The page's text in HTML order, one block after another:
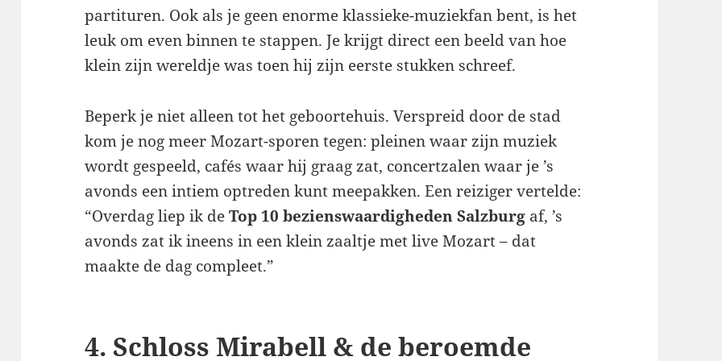
partituren. Ook als je geen enorme klassieke-muziekfan bent, is het
leuk om even binnen te stappen. Je krijgt direct een beeld van hoe
klein zijn wereldje was toen hij zijn eerste stukken schreef.
Beperk je niet alleen tot het geboortehuis. Verspreid door de stad
kom je nog meer Mozart-sporen tegen: pleinen waar zijn muziek
wordt gespeeld, cafés waar hij graag zat, concertzalen waar je ’s
avonds een intiem optreden kunt meepakken. Een reiziger vertelde:
“Overdag liep ik deTop 10 bezienswaardigheden Salzburg af, ’s
avonds zat ik ineens in een klein zaaltje met live Mozart – dat
maakte de dag compleet.”
4. Schloss Mirabell & de beroemde